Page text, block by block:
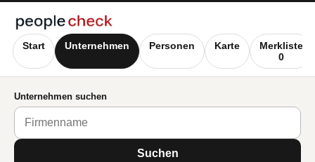
Start Unternehmen Personen Karte
Merkliste
0
Unternehmen suchen
Suchen